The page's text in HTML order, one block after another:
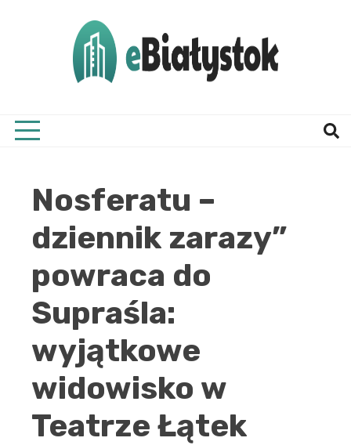
Nosferatu –
dziennik zarazy”
powraca do
Supraśla:
wyjątkowe
widowisko w
Teatrze Łątek